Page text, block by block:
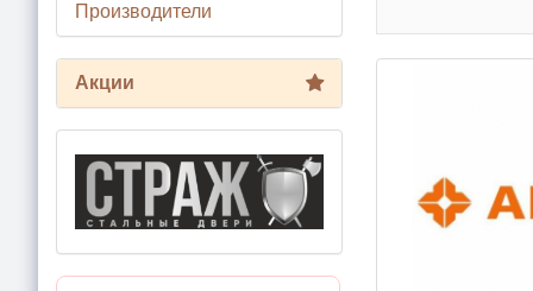
Производители
Акции